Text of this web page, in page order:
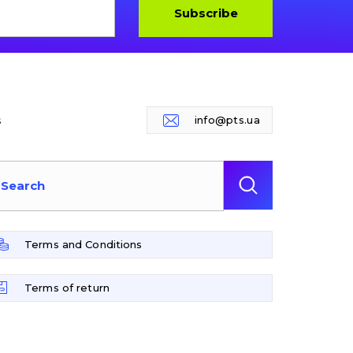
Subscribe
info@pts.ua
Terms and Conditions
Terms of return